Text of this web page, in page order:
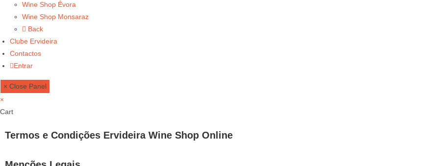
Wine Shop Évora
Wine Shop Monsaraz
Back
Clube Ervideira
Contactos
Entrar
× Close Panel
×
Cart
Termos e Condições Ervideira Wine Shop Online